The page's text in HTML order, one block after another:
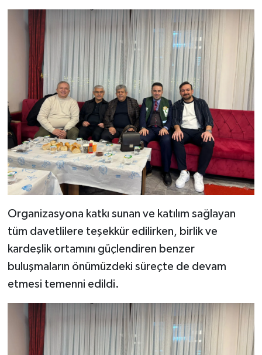
Organizasyona katkı sunan ve katılım sağlayan
tüm davetlilere teşekkür edilirken, birlik ve
kardeşlik ortamını güçlendiren benzer
buluşmaların önümüzdeki süreçte de devam
etmesi temenni edildi.